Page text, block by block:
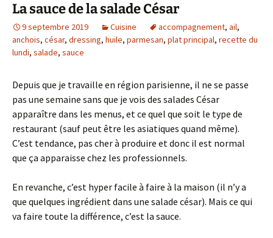
La sauce de la salade César
9 septembre 2019 Cuisine accompagnement, ail,
anchois, césar, dressing, huile, parmesan, plat principal, recette du
lundi, salade, sauce
Depuis que je travaille en région parisienne, il ne se passe
pas une semaine sans que je vois des salades César
apparaître dans les menus, et ce quel que soit le type de
restaurant (sauf peut être les asiatiques quand même).
C’est tendance, pas cher à produire et donc il est normal
que ça apparaisse chez les professionnels.
En revanche, c’est hyper facile à faire à la maison (il n’y a
que quelques ingrédient dans une salade césar). Mais ce qui
va faire toute la différence, c’est la sauce.